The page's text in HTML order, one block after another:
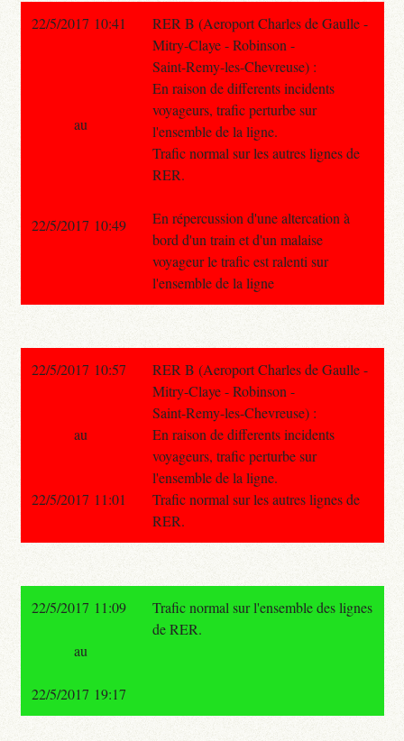
22/5/2017 10:41
RER B (Aeroport Charles de Gaulle -
Mitry-Claye - Robinson -
Saint-Remy-les-Chevreuse) :
En raison de differents incidents
voyageurs, trafic perturbe sur
l'ensemble de la ligne.
Trafic normal sur les autres lignes de
RER.
En répercussion d'une altercation à
bord d'un train et d'un malaise
voyageur le trafic est ralenti sur
l'ensemble de la ligne
au
22/5/2017 10:49
22/5/2017 10:57
RER B (Aeroport Charles de Gaulle -
Mitry-Claye - Robinson -
Saint-Remy-les-Chevreuse) :
En raison de differents incidents
voyageurs, trafic perturbe sur
l'ensemble de la ligne.
Trafic normal sur les autres lignes de
RER.
au
22/5/2017 11:01
22/5/2017 11:09
Trafic normal sur l'ensemble des lignes
de RER.
au
22/5/2017 19:17